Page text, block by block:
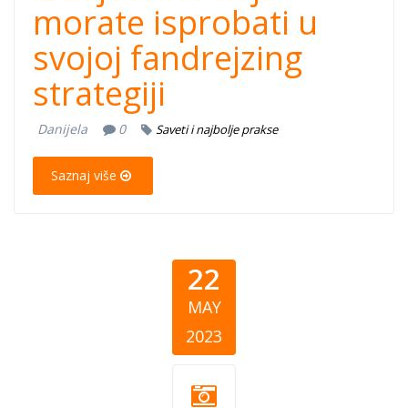
morate isprobati u
svojoj fandrejzing
strategiji
Danijela 0 Saveti i najbolje prakse
Saznaj više
22
MAY
2023